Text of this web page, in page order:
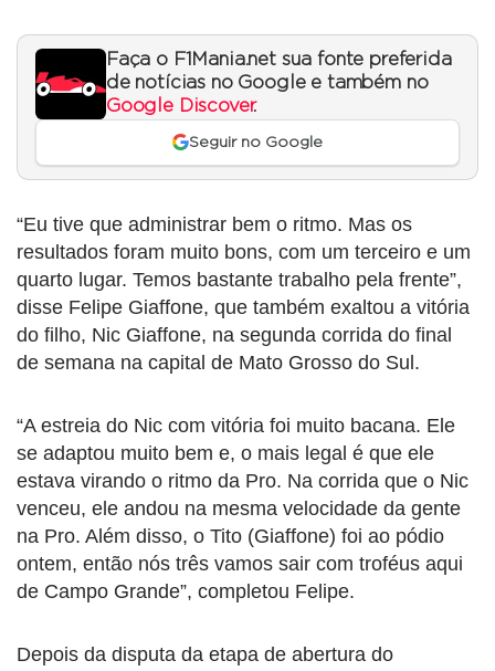
Faça o F1Mania.net sua fonte preferida
de notícias no Google e também no
Google Discover.
Seguir no Google
“Eu tive que administrar bem o ritmo. Mas os
resultados foram muito bons, com um terceiro e um
quarto lugar. Temos bastante trabalho pela frente”,
disse Felipe Giaffone, que também exaltou a vitória
do filho, Nic Giaffone, na segunda corrida do final
de semana na capital de Mato Grosso do Sul.
“A estreia do Nic com vitória foi muito bacana. Ele
se adaptou muito bem e, o mais legal é que ele
estava virando o ritmo da Pro. Na corrida que o Nic
venceu, ele andou na mesma velocidade da gente
na Pro. Além disso, o Tito (Giaffone) foi ao pódio
ontem, então nós três vamos sair com troféus aqui
de Campo Grande”, completou Felipe.
Depois da disputa da etapa de abertura do